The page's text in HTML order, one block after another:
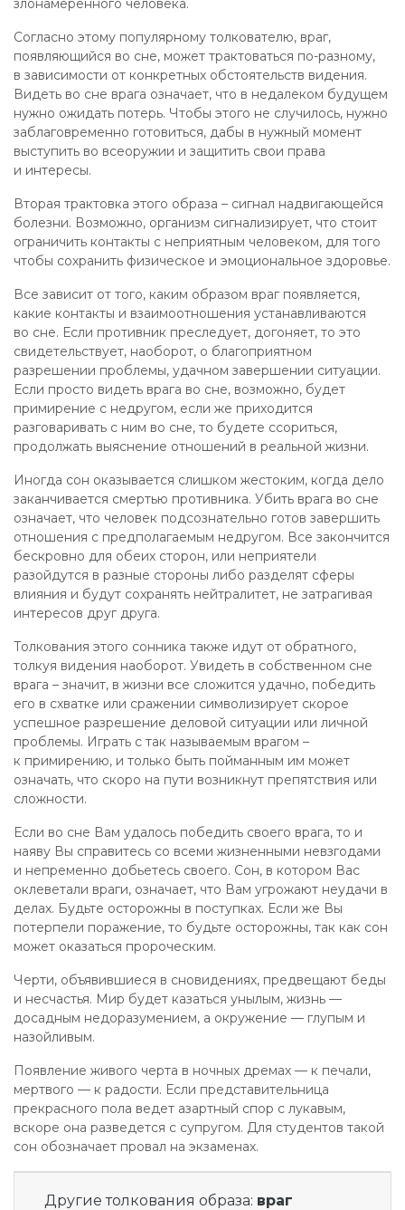
злонамеренного человека.
Согласно этому популярному толкователю, враг,
появляющийся во сне, может трактоваться по-разному,
в зависимости от конкретных обстоятельств видения.
Видеть во сне врага означает, что в недалеком будущем
нужно ожидать потерь. Чтобы этого не случилось, нужно
заблаговременно готовиться, дабы в нужный момент
выступить во всеоружии и защитить свои права
и интересы.
Вторая трактовка этого образа – сигнал надвигающейся
болезни. Возможно, организм сигнализирует, что стоит
ограничить контакты с неприятным человеком, для того
чтобы сохранить физическое и эмоциональное здоровье.
Все зависит от того, каким образом враг появляется,
какие контакты и взаимоотношения устанавливаются
во сне. Если противник преследует, догоняет, то это
свидетельствует, наоборот, о благоприятном
разрешении проблемы, удачном завершении ситуации.
Если просто видеть врага во сне, возможно, будет
примирение с недругом, если же приходится
разговаривать с ним во сне, то будете ссориться,
продолжать выяснение отношений в реальной жизни.
Иногда сон оказывается слишком жестоким, когда дело
заканчивается смертью противника. Убить врага во сне
означает, что человек подсознательно готов завершить
отношения с предполагаемым недругом. Все закончится
бескровно для обеих сторон, или неприятели
разойдутся в разные стороны либо разделят сферы
влияния и будут сохранять нейтралитет, не затрагивая
интересов друг друга.
Толкования этого сонника также идут от обратного,
толкуя видения наоборот. Увидеть в собственном сне
врага – значит, в жизни все сложится удачно, победить
его в схватке или сражении символизирует скорое
успешное разрешение деловой ситуации или личной
проблемы. Играть с так называемым врагом –
к примирению, и только быть пойманным им может
означать, что скоро на пути возникнут препятствия или
сложности.
Если во сне Вам удалось победить своего врага, то и
наяву Вы справитесь со всеми жизненными невзгодами
и непременно добьетесь своего. Сон, в котором Вас
оклеветали враги, означает, что Вам угрожают неудачи в
делах. Будьте осторожны в поступках. Если же Вы
потерпели поражение, то будьте осторожны, так как сон
может оказаться пророческим.
Черти, объявившиеся в сновидениях, предвещают беды
и несчастья. Мир будет казаться унылым, жизнь —
досадным недоразумением, а окружение — глупым и
назойливым.
Появление живого черта в ночных дремах — к печали,
мертвого — к радости. Если представительница
прекрасного пола ведет азартный спор с лукавым,
вскоре она разведется с супругом. Для студентов такой
сон обозначает провал на экзаменах.
Другие толкования образа: враг